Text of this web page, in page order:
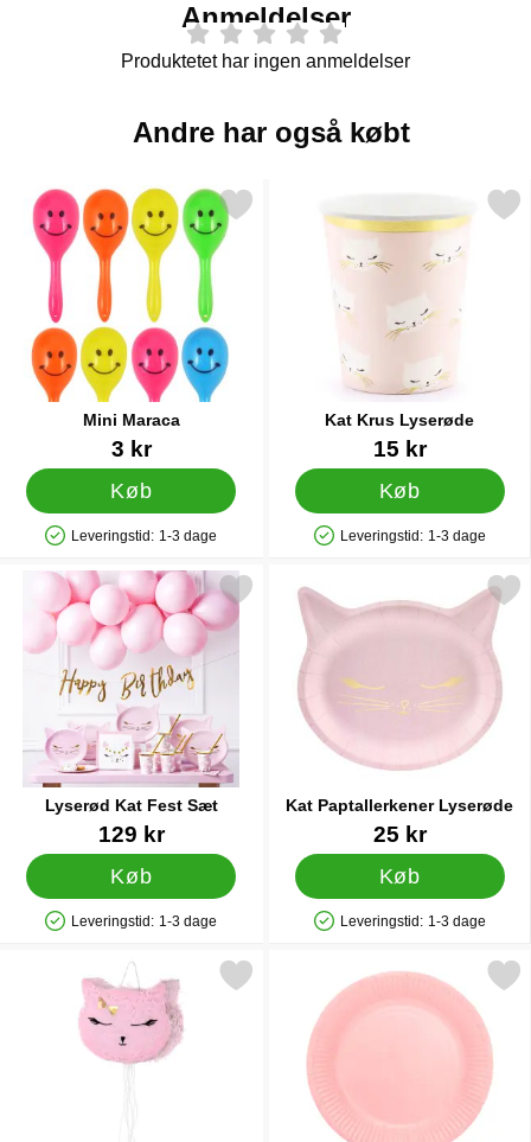
Anmeldelser
Produktetet har ingen anmeldelser
Andre har også købt
Mini Maraca
Varenr 124763 kr
Køb
Produkttilgængelighed: På lager
Leveringstid: 1-3 dage
Markér mini Maraca som favorit
Kat Krus Lyserøde
Varenr 1963715 kr
Køb
Produkttilgængelighed: På lager
Leveringstid: 1-3 dage
Markér kat Krus
Lyserød Kat Fest Sæt
Varenr 22406129 kr
Køb
Produkttilgængelighed: På lager
Leveringstid: 1-3 dage
Markér lyserød Kat Fest Sæt som favorit
Kat Paptallerkener Lyserøde
Varenr 1962225 kr
Køb
Produkttilgængelighed: På lager
Leveringstid: 1-3 dage
Markér kat Paptallerkener
Markér pinata Lyserød Kat som favorit
Markér paptallerkener